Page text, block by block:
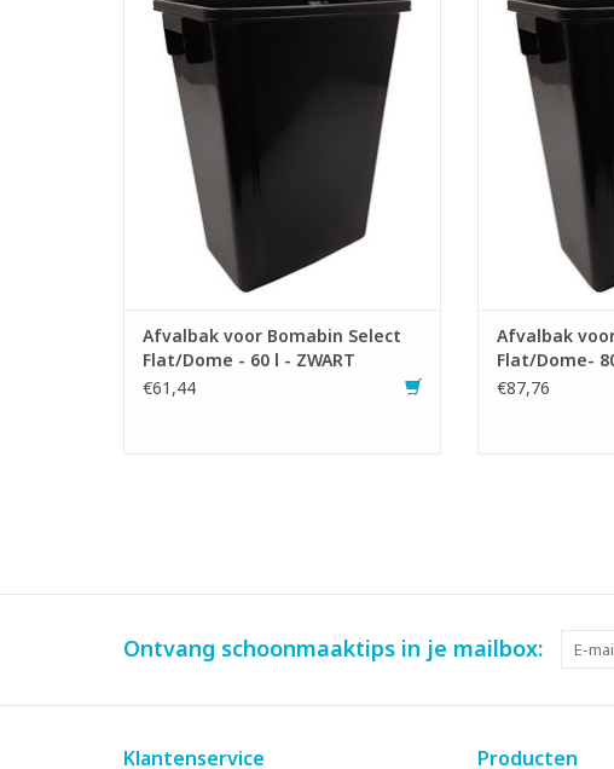
handgrepen.
- Ontworpen voor beperkte en kleine
- Gemakkelijk te reinigen en te
- Vervaardigd van 70% gerecycleerde
- Inhoud: 60 liter - LxBxH: 32 x 46 x 58 cm
- Inhoud: 80 liter - LxBxH:
TOEVOEGEN AAN WINKELWAGEN
Afvalbak voor Bomabin Select
Flat/Dome - 60 l - ZWART
€61,44
- Ontworpen
-
- Vervaardigd
- Inhoud: 60 liter
- Inhoud:
Afvalbak
Flat/Dome-
€87,76
Ontvang schoonmaaktips in je mailbox:
Klantenservice Producten